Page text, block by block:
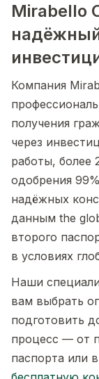
Mirabello
Компания
получения
через
работы, более
одобрения
надёжных
данным the
второго
в условиях
Наши
вам выбрать
подготовить
процесс — от
паспорта или